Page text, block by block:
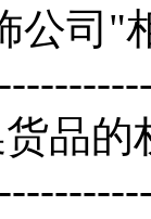
公司"
品的